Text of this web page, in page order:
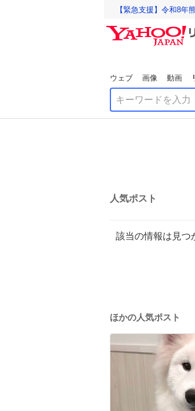
【緊急支援】令和8年
ウェブ 画像 動画
人気ポスト
該当の情報は見つ
ほかの人気ポスト